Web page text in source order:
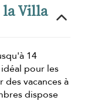
la Villa
14
pour les
des vacances à
dispose